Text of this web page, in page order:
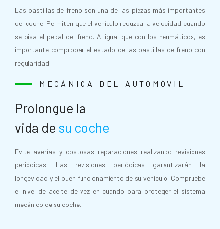
Las pastillas de freno son una de las piezas más importantes
del coche. Permiten que el vehículo reduzca la velocidad cuando
se pisa el pedal del freno. Al igual que con los neumáticos, es
importante comprobar el estado de las pastillas de freno con
regularidad.
MECÁNICA DEL AUTOMÓVIL
Prolongue la
vida de su coche
Evite averías y costosas reparaciones realizando revisiones
periódicas. Las revisiones periódicas garantizarán la
longevidad y el buen funcionamiento de su vehículo. Compruebe
el nivel de aceite de vez en cuando para proteger el sistema
mecánico de su coche.